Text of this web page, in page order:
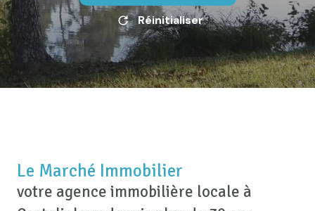
Réinitialiser
Le Marché Immobilier
votre agence immobilière locale à